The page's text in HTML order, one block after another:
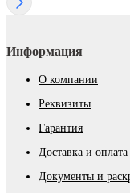
Информация
О компании
Реквизиты
Гарантия
Доставка и оплата
Документы и